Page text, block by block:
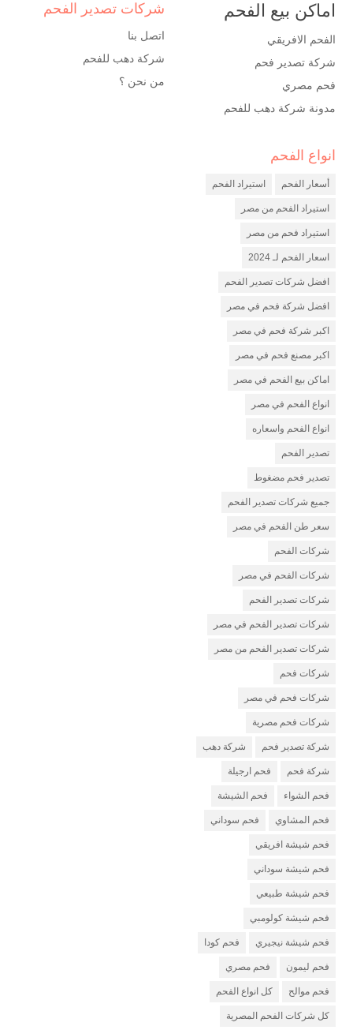
اماكن بيع الفحم
الفحم الافريقي
شركة تصدير فحم
فحم مصري
مدونة شركة دهب للفحم
شركات تصدير الفحم
اتصل بنا
شركة دهب للفحم
من نحن ؟
انواع الفحم
أسعار الفحم استيراد الفحم
استيراد الفحم من مصر
استيراد فحم من مصر
اسعار الفحم لـ 2024
افضل شركات تصدير الفحم
افضل شركة فحم في مصر
اكبر شركة فحم في مصر
اكبر مصنع فحم في مصر
اماكن بيع الفحم في مصر
انواع الفحم في مصر
انواع الفحم واسعاره
تصدير الفحم
تصدير فحم مضغوط
جميع شركات تصدير الفحم
سعر طن الفحم في مصر
شركات الفحم
شركات الفحم في مصر
شركات تصدير الفحم
شركات تصدير الفحم في مصر
شركات تصدير الفحم من مصر
شركات فحم
شركات فحم في مصر
شركات فحم مصرية
شركة تصدير فحم شركة دهب
شركة فحم فحم ارجيلة
فحم الشواء فحم الشيشة
فحم المشاوي فحم سوداني
فحم شيشة افريقي
فحم شيشة سوداني
فحم شيشة طبيعي
فحم شيشة كولومبي
فحم شيشة نيجيري فحم كودا
فحم ليمون فحم مصري
فحم موالح كل انواع الفحم
كل شركات الفحم المصرية